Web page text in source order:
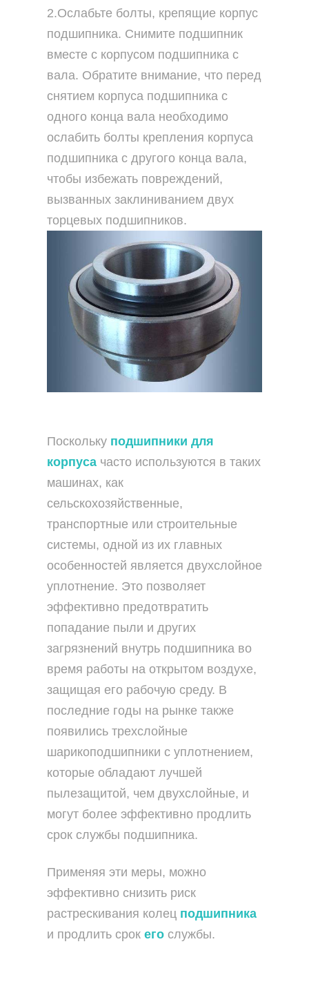
2.Ослабьте болты, крепящие корпус
подшипника. Снимите подшипник
вместе с корпусом подшипника с
вала. Обратите внимание, что перед
снятием корпуса подшипника с
одного конца вала необходимо
ослабить болты крепления корпуса
подшипника с другого конца вала,
чтобы избежать повреждений,
вызванных заклиниванием двух
торцевых подшипников.
Поскольку подшипники для
корпуса часто используются в таких
машинах, как
сельскохозяйственные,
транспортные или строительные
системы, одной из их главных
особенностей является двухслойное
уплотнение. Это позволяет
эффективно предотвратить
попадание пыли и других
загрязнений внутрь подшипника во
время работы на открытом воздухе,
защищая его рабочую среду. В
последние годы на рынке также
появились трехслойные
шарикоподшипники с уплотнением,
которые обладают лучшей
пылезащитой, чем двухслойные, и
могут более эффективно продлить
срок службы подшипника.
Применяя эти меры, можно
эффективно снизить риск
растрескивания колец подшипника
и продлить срок его службы.